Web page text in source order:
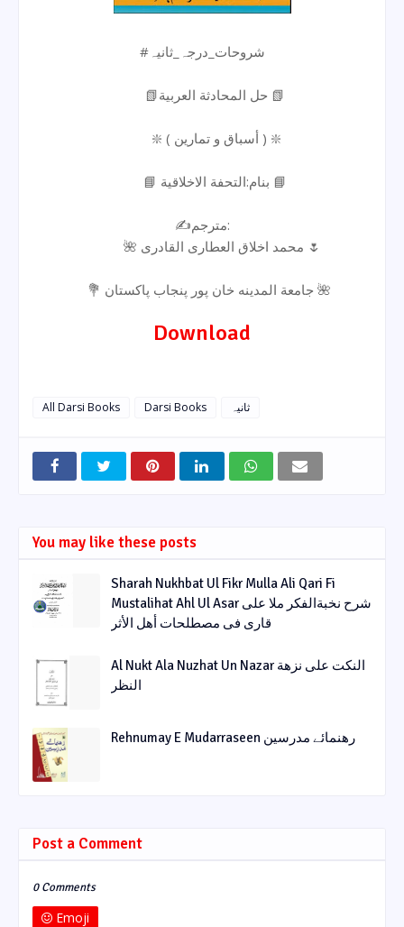
#شروحات_درجہ_ثانیہ
📗حل المحادثة العربية 📗
❇️ ( أسباق و تمارین ) ❇️
📘 بنام:التحفة الاخلاقیة 📘
✍️مترجم:
🌺 محمد اخلاق العطاری القادری 🌷
💐 جامعة المدینه خان پور پنجاب پاکستان 🌺
Download
All Darsi Books Darsi Books ثانیہ
You may like these posts
Sharah Nukhbat Ul Fikr Mulla Ali Qari Fi
Mustalihat Ahl Ul Asar شرح نخبةالفکر ملا علی
قاری فی مصطلحات أھل الأثر
Al Nukt Ala Nuzhat Un Nazar النکت علی نزھة
النظر
Rehnumay E Mudarraseen رهنمائے مدرسین
Post a Comment
0 Comments
Emoji